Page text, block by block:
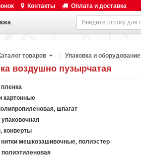
Контакты Оплата и доставка
товаров Упаковка и оборудование
воздушно пузырчатая
картонные
шпагат
конверты
мешкозашивочные, полиэстер